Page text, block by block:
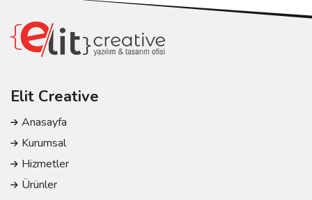
Elit Creative
Anasayfa
Kurumsal
Hizmetler
Ürünler